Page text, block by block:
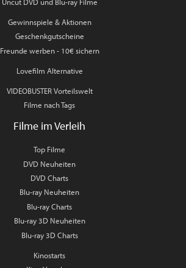
Gewinnspiele & Aktionen
Geschenkgutscheine
Freunde werben - 10€ sichern
Lovefilm Alternative
VIDEOBUSTER Vorteilswelt
Filme nach Tags
Filme im Verleih
Top Filme
DVD Neuheiten
DVD Charts
Blu-ray Neuheiten
Blu-ray Charts
Blu-ray 3D Neuheiten
Blu-ray 3D Charts
Kinostarts